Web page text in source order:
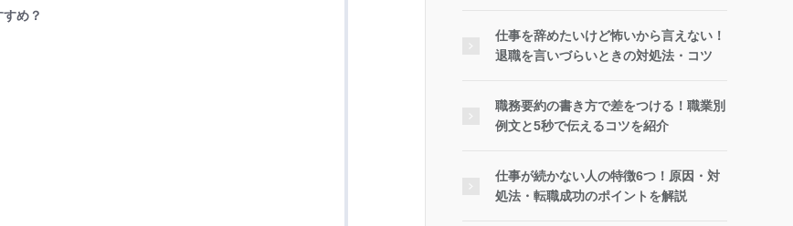
め？
仕事を辞めたいけど怖いから言えない！
退職を言いづらいときの対処法・コツ
職務要約の書き方で差をつける！職業別
例文と5秒で伝えるコツを紹介
仕事が続かない人の特徴6つ！原因・対
処法・転職成功のポイントを解説